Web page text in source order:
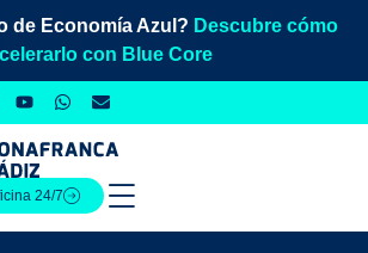
de Economía Azul? Descubre cómo
con Blue Core
24/7